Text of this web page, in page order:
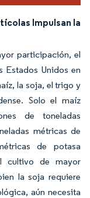
Impulsan la
participación, el
Estados Unidos en
la soja, el trigo y
Solo el maíz
de toneladas
métricas de
de potasa
cultivo de mayor
la soja requiere
aún necesita